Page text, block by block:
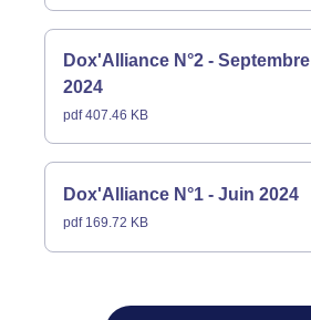
Dox'Alliance N°2 - Septembre
2024
pdf 407.46 KB
Dox'Alliance N°1 - Juin 2024
pdf 169.72 KB